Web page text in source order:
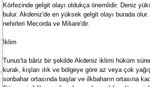
Körfezinde gelgit olayı oldukça önemlidir. Deniz
bulur. Akdeniz'de en yüksek gelgit olayı burada
nehirleri Mecorda ve Miliare'dir.
İklim
Tunus'ta bâriz bir şekilde Akdeniz iklimi hüküm
kurak, kışları ılık ve bölgeye göre az veya çok
sonbahar ortasında başlar ve ilkbaharın ortasına